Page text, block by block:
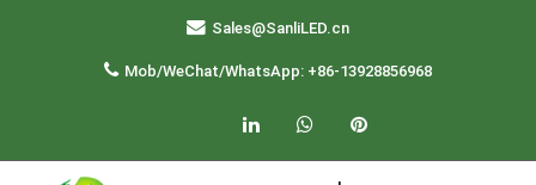
Sales@SanliLED.cn
Mob/WeChat/WhatsApp: +86-13928856968